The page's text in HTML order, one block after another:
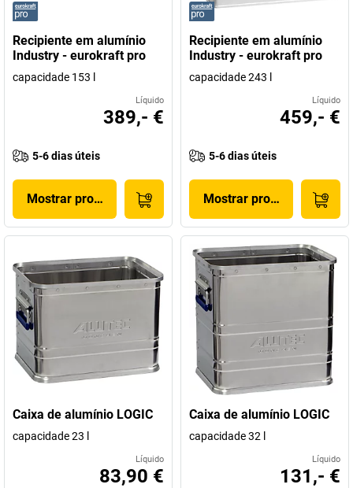
Recipiente em alumínio
Industry - eurokraft pro
capacidade 153 l
Líquido
389,- €
5-6 dias úteis
Mostrar produto
Recipiente em alumínio
Industry - eurokraft pro
capacidade 243 l
Líquido
459,- €
5-6 dias úteis
Mostrar produto
Caixa de alumínio LOGIC
capacidade 23 l
Líquido
83,90 €
Caixa de alumínio LOGIC
capacidade 32 l
Líquido
131,- €